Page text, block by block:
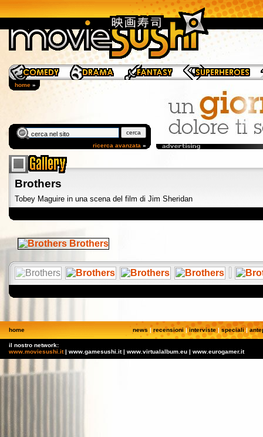
home »
Brothers
Tobey Maguire in una scena del film di Jim Sheridan
ricerca avanzata »
home news | recensioni |interviste|speciali|
il nostro network:
www.moviesushi.it| www.gamesushi.it | www.virtualalbum.eu | www.eurogamer.it